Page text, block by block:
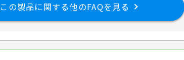
この製品に関する他のFAQを見る